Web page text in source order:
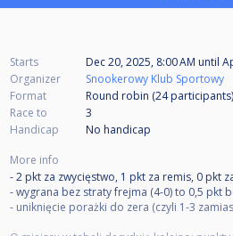
Starts Dec 20, 2025, 8:00 AM until
Organizer
Snookerowy Klub Sportowy
Format
Round robin (24participants)
Race to
3
Handicap
No handicap
More info
- 2 pkt za zwycięstwo, 1 pkt za remis, 0 pkt
- wygrana bez straty frejma (4-0) to 0,5 pkt
- uniknięcie porażki do zera (czyli 1-3